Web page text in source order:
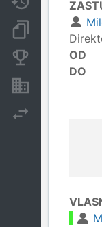
Dokumenti i
OD
DO